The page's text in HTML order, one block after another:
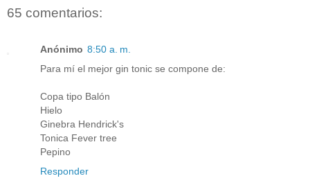
65 comentarios:
Anónimo 8:50 a. m.
Para mí el mejor gin tonic se compone de:
Copa tipo Balón
Hielo
Ginebra Hendrick's
Tonica Fever tree
Pepino
Responder